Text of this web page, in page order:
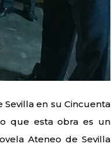
en su Cincuenta
que esta obra es un
Ateneo de Sevilla